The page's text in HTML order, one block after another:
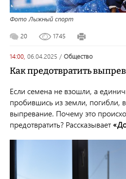
Фото Лыжный спорт
20 1745
14:00, 06.04.2025 / общество
Как предотвратить
Если семена не взошли, а
пробившись из земли, погибли,
выпревание. Почему это
предотвратить? Рассказывает